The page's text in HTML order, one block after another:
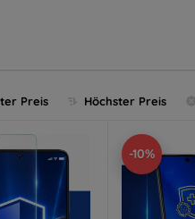
Preis Höchster Preis
-10%